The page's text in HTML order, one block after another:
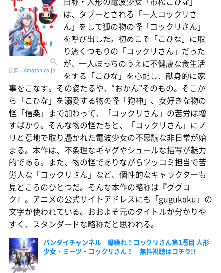
出典： Amazon.co.jp
は、タブーとされる「一人コックリさ
ん」をして狐の物の怪「コックリさん」
を呼び出した。初めこそ「こひな」に取
り憑くつもりの「コックリさん」だった
が、一人ぼっちのうえに不健康な食生活
をする「こひな」を心配し、献身的に家
事をこなす。その姿たるや、“おかん”そのもの。そこか
ら「こひな」を溺愛する物の怪「狗神」、女好きな物の
怪「信楽」まで加わって、「コックリさん」の苦労は増
すばかり。そんな物の怪たちと、「コックリさん」にノ
リと意地で取り憑かれた電波少女の不思議な非日常が始
まる。本作は、不条理なギャグやシュールな描写が魅力
的である。また、物の怪でありながらツッコミ担当で苦
労人な「コックリさん」など、個性的なキャラクターも
見どころのひとつだ。そんな本作の略称は『ググコ
ク』。アニメの公式サイトアドレスにも「gugukoku」の
文字が使われている。おおよそ元のタイトルが分かりや
すく、スタンダードな略称だと思われる。
バンダイチャンネル 繰繰れ！コックリさん第1憑目 人形
少女・ミーツ・コックリさん！ 無料視聴はコチラ!!